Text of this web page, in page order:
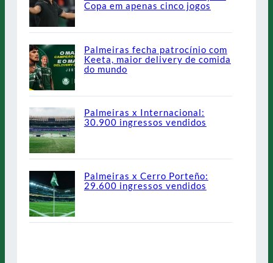
Copa em apenas cinco jogos
Palmeiras fecha patrocínio com
Keeta, maior delivery de comida
do mundo
Palmeiras x Internacional:
30.900 ingressos vendidos
Palmeiras x Cerro Porteño:
29.600 ingressos vendidos